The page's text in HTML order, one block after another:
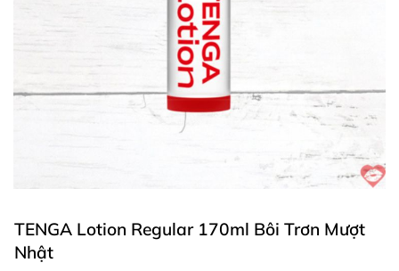
TENGA Lotion Regular 170ml Bôi Trơn Mượt
Nhật